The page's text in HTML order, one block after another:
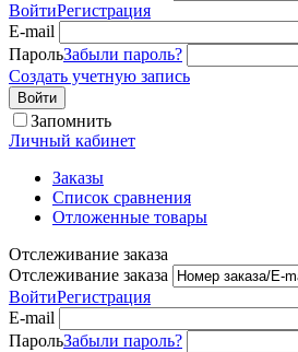
ВойтиРегистрация
E-mail
ПарольЗабыли пароль?
Создать учетную запись
Войти
Запомнить
Личный кабинет
Заказы
Список сравнения
Отложенные товары
Отслеживание заказа
Отслеживание заказа
ВойтиРегистрация
E-mail
ПарольЗабыли пароль?